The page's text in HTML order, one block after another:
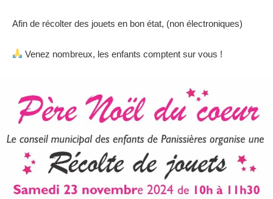
Afin de récolter des jouets en bon état, (non électroniques)
Venez nombreux, les enfants comptent sur vous !